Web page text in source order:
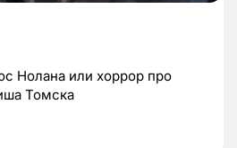
Нолана или хоррор про
Томска